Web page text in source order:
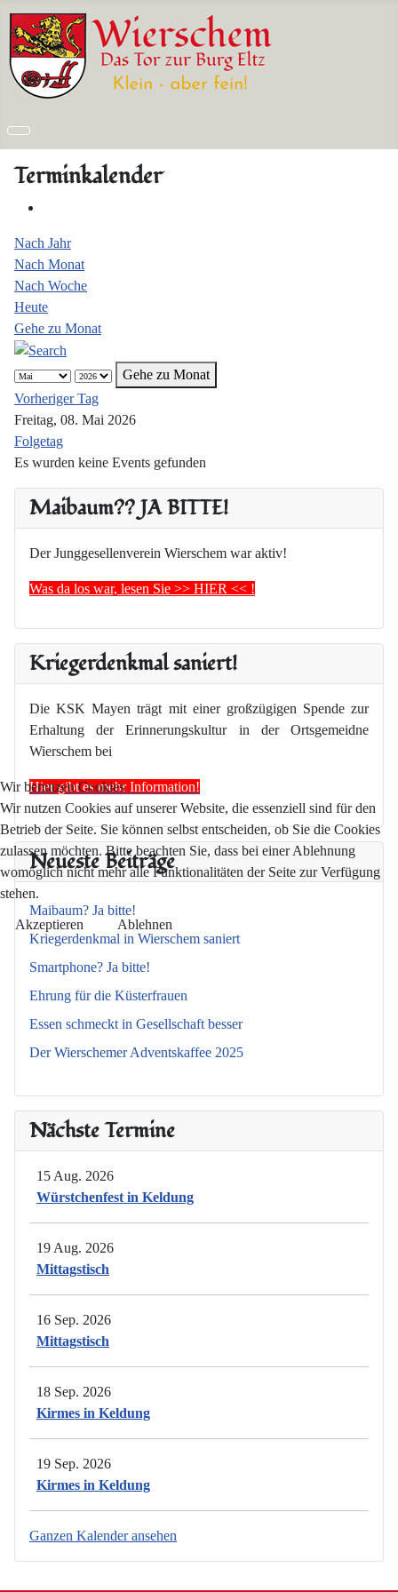
Maibaum?? JA BITTE!
Der Junggesellenverein Wierschem war aktiv!
Was da los war, lesen Sie >> HIER << !
Kriegerdenkmal saniert!
Die KSK Mayen trägt mit einer großzügigen Spende zur
Erhaltung der Erinnerungskultur in der Ortsgemeidne
Wierschem bei
Hier gibt es mehr Information!
Neueste Beiträge
Maibaum? Ja bitte!
Kriegerdenkmal in Wierschem saniert
Smartphone? Ja bitte!
Ehrung für die Küsterfrauen
Essen schmeckt in Gesellschaft besser
Der Wierschemer Adventskaffee 2025
Nächste Termine
15 Aug. 2026
Würstchenfest in Keldung
19 Aug. 2026
Mittagstisch
16 Sep. 2026
Mittagstisch
18 Sep. 2026
Kirmes in Keldung
19 Sep. 2026
Kirmes in Keldung
Ganzen Kalender ansehen
Terminkalender
Nach Jahr
Nach Monat
Nach Woche
Heute
Gehe zu Monat
Gehe zu Monat
Vorheriger Tag
Freitag, 08. Mai 2026
Folgetag
Es wurden keine Events gefunden
Wir benutzen Cookies
Wir nutzen Cookies auf unserer Website, die essenziell sind für den
Betrieb der Seite. Sie können selbst entscheiden, ob Sie die Cookies
zulassen möchten. Bitte beachten Sie, dass bei einer Ablehnung
womöglich nicht mehr alle Funktionalitäten der Seite zur Verfügung
stehen.
Akzeptieren Ablehnen